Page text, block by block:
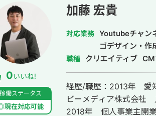
告の営業と並行して企
託は一旦休止 退職後
フリーランスとして独
0いいね!
稼働ステータス
現在対応可能
加藤 宏貴
対応業務 Youtubeチャン
ゴデザイン・作
職種 クリエイティブ CM
経歴/職歴：2013年 愛
ビーメディア株式会
2018年 個人事業主開